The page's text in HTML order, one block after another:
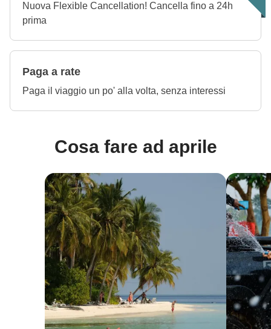
Nuova Flexible Cancellation! Cancella fino a 24h
prima
Paga a rate
Paga il viaggio un po' alla volta, senza interessi
Cosa fare ad aprile